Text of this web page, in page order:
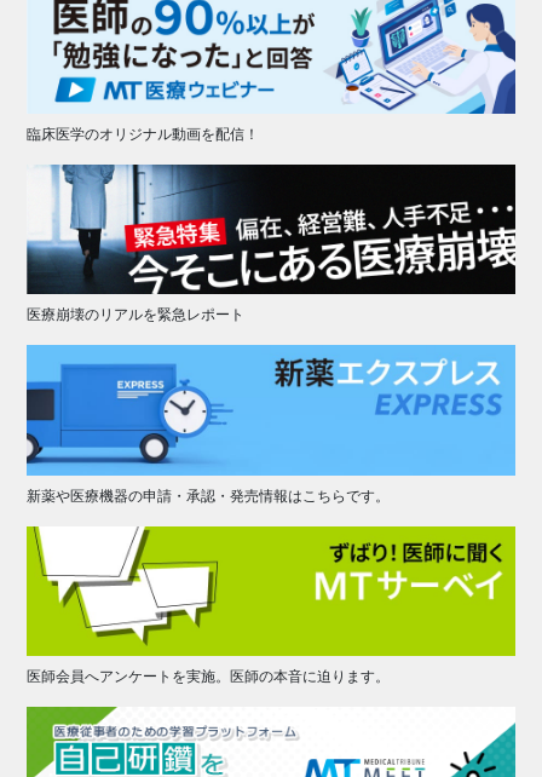
臨床医学のオリジナル動画を配信！
医療崩壊のリアルを緊急レポート
新薬や医療機器の申請・承認・発売情報はこちらです。
医師会員へアンケートを実施。医師の本音に迫ります。